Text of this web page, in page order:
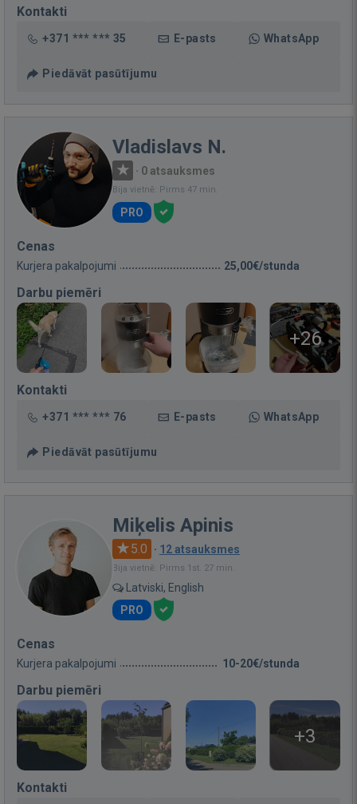
Kontakti
+371 *** *** 35 E-pasts WhatsApp
Piedāvāt pasūtījumu
Vladislavs N.
· 0 atsauksmes
Bija vietnē: Pirms 47 min.
PRO
Cenas
Kurjera pakalpojumi 25,00€/stunda
Darbu piemēri
+26
Kontakti
+371 *** *** 76 E-pasts WhatsApp
Piedāvāt pasūtījumu
Miķelis Apinis
5.0 · 12 atsauksmes
Bija vietnē: Pirms 1st. 27 min.
Latviski, English
PRO
Cenas
Kurjera pakalpojumi 10-20€/stunda
Darbu piemēri
+3
Kontakti